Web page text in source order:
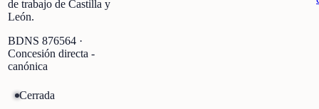
de trabajo de Castilla y
León.
BDNS 876564 ·
Concesión directa -
canónica
Cerrada